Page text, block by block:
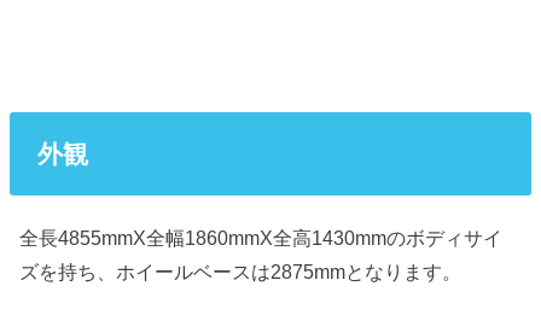
外観
全長4855mmX全幅1860mmX全高1430mmのボディサイ
ズを持ち、ホイールベースは2875mmとなります。